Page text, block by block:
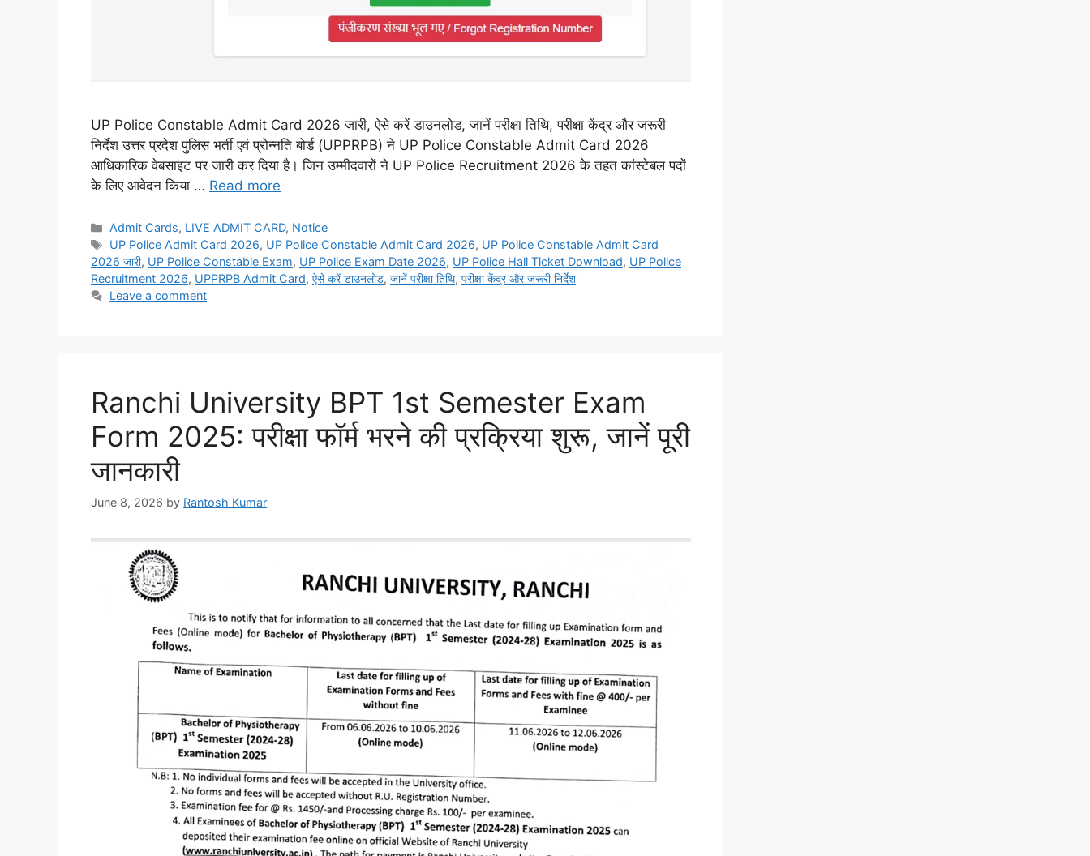
UP Police Constable Admit Card 2026 जारी, ऐसे करें डाउनलोड, जानें परीक्षा तिथि, परीक्षा केंद्र और जरूरी
निर्देश उत्तर प्रदेश पुलिस भर्ती एवं प्रोन्नति बोर्ड (UPPRPB) ने UP Police Constable Admit Card 2026
आधिकारिक वेबसाइट पर जारी कर दिया है। जिन उम्मीदवारों ने UP Police Recruitment 2026 के तहत कांस्टेबल पदों
के लिए आवेदन किया … Read more
Admit Cards, LIVE ADMIT CARD, Notice
UP Police Admit Card 2026, UP Police Constable Admit Card 2026, UP Police Constable Admit Card
2026 जारी, UP Police Constable Exam, UP Police Exam Date 2026, UP Police Hall Ticket Download, UP Police
Recruitment 2026, UPPRPB Admit Card, ऐसे करें डाउनलोड, जानें परीक्षा तिथि, परीक्षा केंद्र और जरूरी निर्देश
Leave a comment
Ranchi University BPT 1st Semester Exam
Form 2025: परीक्षा फॉर्म भरने की प्रक्रिया शुरू, जानें पूरी
जानकारी
June 8, 2026 by Rantosh Kumar